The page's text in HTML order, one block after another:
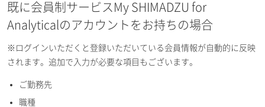
お名前フリガナ（名）
E-mailアドレス（半角英数）
既に会員制サービスMy SHIMADZU for
Analyticalのアカウントをお持ちの場合
※ログインいただくと登録いただいている会員情報が自動的に反映
されます。追加で入力が必要な項目もございます。
ご勤務先
職種